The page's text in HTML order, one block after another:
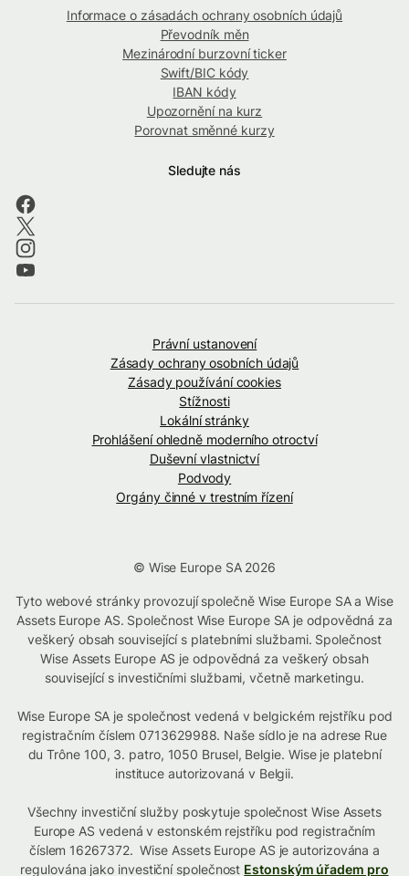
Informace o zásadách ochrany osobních údajů
Převodník měn
Mezinárodní burzovní ticker
Swift/BIC kódy
IBAN kódy
Upozornění na kurz
Porovnat směnné kurzy
Sledujte nás
Právní ustanovení
Zásady ochrany osobních údajů
Zásady používání cookies
Stížnosti
Lokální stránky
Prohlášení ohledně moderního otroctví
Duševní vlastnictví
Podvody
Orgány činné v trestním řízení
© Wise Europe SA 2026
Tyto webové stránky provozují společně Wise Europe SA a Wise
Assets Europe AS. Společnost Wise Europe SA je odpovědná za
veškerý obsah související s platebními službami. Společnost
Wise Assets Europe AS je odpovědná za veškerý obsah
související s investičními službami, včetně marketingu.
Wise Europe SA je společnost vedená v belgickém rejstříku pod
registračním číslem 0713629988. Naše sídlo je na adrese Rue
du Trône 100, 3. patro, 1050 Brusel, Belgie. Wise je platební
instituce autorizovaná v Belgii.
Všechny investiční služby poskytuje společnost Wise Assets
Europe AS vedená v estonském rejstříku pod registračním
číslem 16267372. Wise Assets Europe AS je autorizována a
regulována jako investiční společnost Estonským úřadem pro